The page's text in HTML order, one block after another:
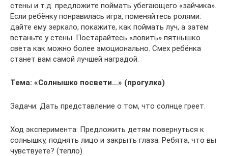
стены и т.д. предложите поймать убегающего «зайчика».
Если ребёнку понравилась игра, поменяйтесь ролями:
дайте ему зеркало, покажите, как поймать луч, а затем
встаньте у стены. Постарайтесь «ловить» пятнышко
света как можно более эмоционально. Смех ребёнка
станет вам самой лучшей наградой.
Тема: «Солнышко посвети…» (прогулка)
Задачи: Дать представление о том, что солнце греет.
Ход эксперимента: Предложить детям повернуться к
солнышку, поднять лицо и закрыть глаза. Ребята, что вы
чувствуете? (тепло)